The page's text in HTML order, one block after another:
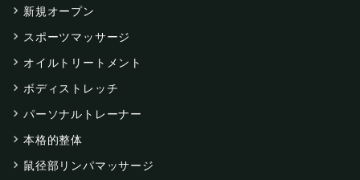
新規オープン
スポーツマッサージ
オイルトリートメント
ボディストレッチ
パーソナルトレーナー
本格的整体
鼠径部リンパマッサージ